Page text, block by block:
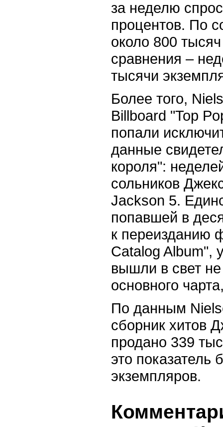
за неделю
процентов. По
около 800
сравнения –
тысячи
Более того,
Billboard "Top
попали
данные
короля":
сольников
Jackson 5.
попавшей в
к переизданию
Catalog Album",
вышли в свет
основного
По данным
сборник хитов
продано 339
это
экземпляров.